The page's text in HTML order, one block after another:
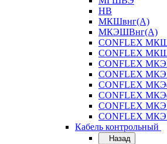
НВ
МКШвнг(А)
МКЭШВнг(А)
CONFLEX
CONFLEX
CONFLEX
CONFLEX
CONFLEX
CONFLEX
CONFLEX
CONFLEX
Кабель контрольный
Назад